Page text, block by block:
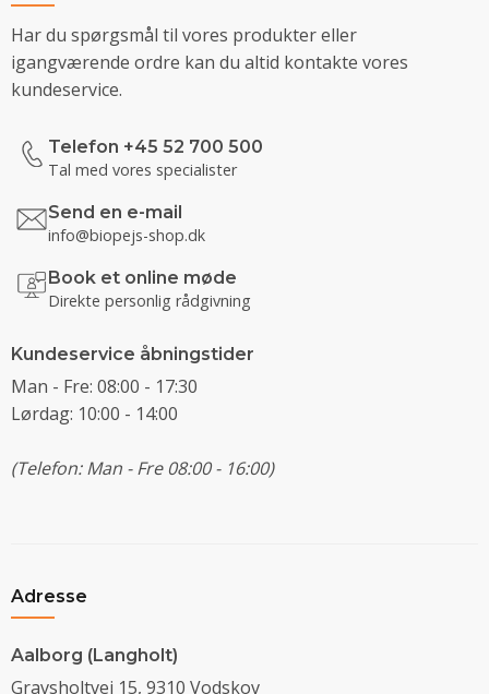
Har du spørgsmål til vores produkter eller
igangværende ordre kan du altid kontakte vores
kundeservice.
Telefon +45 52 700 500
Tal med vores specialister
Send en e-mail
info@biopejs-shop.dk
Book et online møde
Direkte personlig rådgivning
Kundeservice åbningstider
Man - Fre: 08:00 - 17:30
Lørdag: 10:00 - 14:00
(Telefon: Man - Fre 08:00 - 16:00)
Adresse
Aalborg (Langholt)
Gravsholtvej 15, 9310 Vodskov